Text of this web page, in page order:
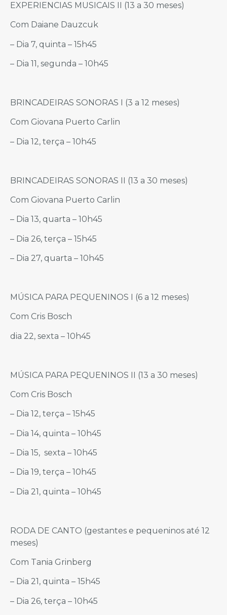
EXPERIENCIAS MUSICAIS II (13 a 30 meses)
Com Daiane Dauzcuk
– Dia 7, quinta – 15h45
– Dia 11, segunda – 10h45
BRINCADEIRAS SONORAS I (3 a 12 meses)
Com Giovana Puerto Carlin
– Dia 12, terça – 10h45
BRINCADEIRAS SONORAS II (13 a 30 meses)
Com Giovana Puerto Carlin
– Dia 13, quarta – 10h45
– Dia 26, terça – 15h45
– Dia 27, quarta – 10h45
MÚSICA PARA PEQUENINOS I (6 a 12 meses)
Com Cris Bosch
dia 22, sexta – 10h45
MÚSICA PARA PEQUENINOS II (13 a 30 meses)
Com Cris Bosch
– Dia 12, terça – 15h45
– Dia 14, quinta – 10h45
– Dia 15, sexta – 10h45
– Dia 19, terça – 10h45
– Dia 21, quinta – 10h45
RODA DE CANTO (gestantes e pequeninos até 12
meses)
Com Tania Grinberg
– Dia 21, quinta – 15h45
– Dia 26, terça – 10h45